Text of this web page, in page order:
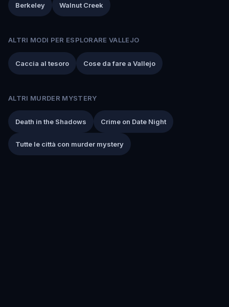
Berkeley Walnut Creek
ALTRI MODI PER ESPLORARE VALLEJO
Caccia al tesoro Cose da fare a Vallejo
ALTRI MURDER MYSTERY
Death in the Shadows Crime on Date Night
Tutte le città con murder mystery